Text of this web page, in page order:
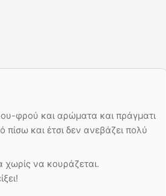
φρού και αρώματα και πράγματι
πίσω και έτσι δεν ανεβάζει πολύ
χωρίς να κουράζεται.